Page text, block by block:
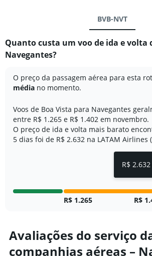
BVB-NVT
Quanto custa um voo de ida e volta
Navegantes?
O preço da passagem aérea para esta
média no momento.
Voos de Boa Vista para Navegantes
entre R$ 1.265 e R$ 1.402 em novembro.
O preço de ida e volta mais barato
5 dias foi de R$ 2.632 na LATAM Airlines
R$ 1.265 R$
Avaliações do serviço
companhias aéreas –
R$